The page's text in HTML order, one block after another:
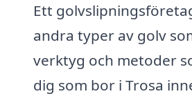
Ett
andra typer av golv
verktyg och metoder
dig som bor i Trosa